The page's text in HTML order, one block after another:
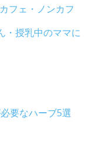
フェ・ノンカフ
・授乳中のママに
要なハーブ5選